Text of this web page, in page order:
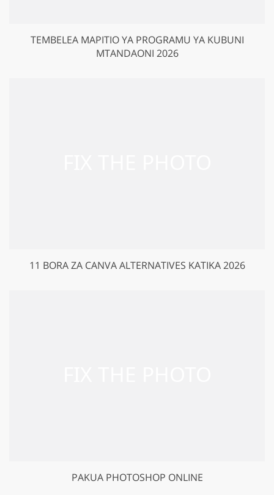
TEMBELEA MAPITIO YA PROGRAMU YA KUBUNI
MTANDAONI 2026
11 BORA ZA CANVA ALTERNATIVES KATIKA 2026
PAKUA PHOTOSHOP ONLINE